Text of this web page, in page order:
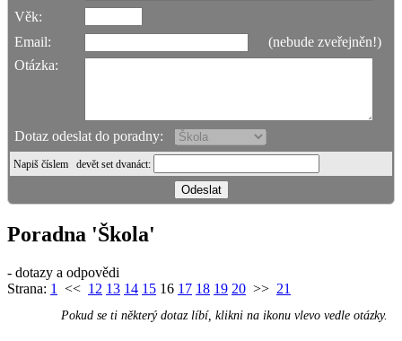
Věk:
Email:
(nebude zveřejněn!)
Otázka:
Dotaz odeslat do poradny:
Napiš číslem devět set dvanáct:
Poradna 'Škola'
- dotazy a odpovědi
Strana: 1 << 12 13 14 15 16 17 18 19 20 >> 21
Pokud se ti některý dotaz líbí, klikni na ikonu vlevo vedle otázky.